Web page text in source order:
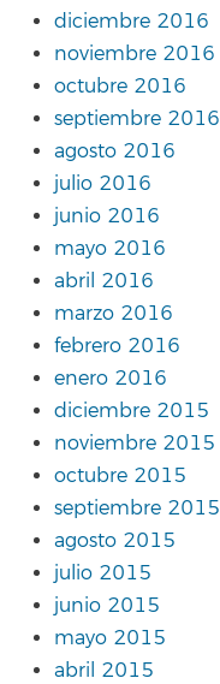
diciembre 2016
noviembre 2016
octubre 2016
septiembre 2016
agosto 2016
julio 2016
junio 2016
mayo 2016
abril 2016
marzo 2016
febrero 2016
enero 2016
diciembre 2015
noviembre 2015
octubre 2015
septiembre 2015
agosto 2015
julio 2015
junio 2015
mayo 2015
abril 2015